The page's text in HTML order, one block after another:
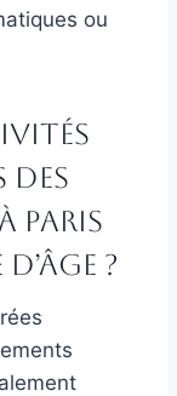
ou
des
Paris
?